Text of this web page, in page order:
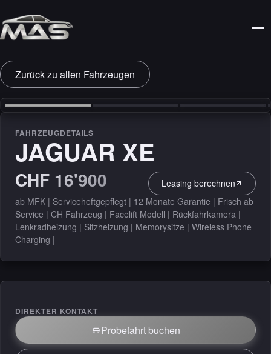
Zurück zu allen Fahrzeugen
DIREKTER KONTAKT
Probefahrt buchen
‹ ›
FAHRZEUGDETAILS
JAGUAR XE
CHF 16'900
Leasing berechnen
ab MFK | Serviceheftgepflegt | 12 Monate Garantie | Frisch ab
Service | CH Fahrzeug | Facelift Modell | Rückfahrkamera |
Lenkradheizung | Sitzheizung | Memorysitze | Wireless Phone
Charging |